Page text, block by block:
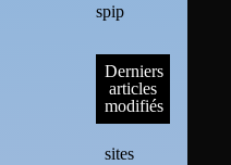
spip
Derniers
articles
modifiés
sites